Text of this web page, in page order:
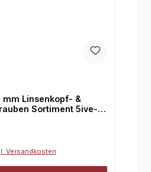
mm Linsenkopf- &
Sortiment 5ive-T,
Versandkosten